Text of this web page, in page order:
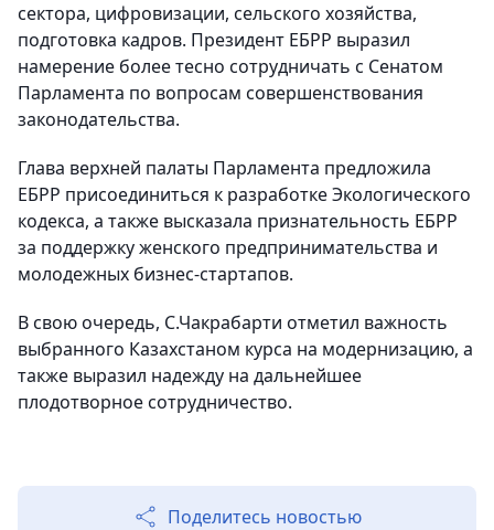
сектора, цифровизации, сельского хозяйства,
подготовка кадров. Президент ЕБРР выразил
намерение более тесно сотрудничать с Сенатом
Парламента по вопросам совершенствования
законодательства.
Глава верхней палаты Парламента предложила
ЕБРР присоединиться к разработке Экологического
кодекса, а также высказала признательность ЕБРР
за поддержку женского предпринимательства и
молодежных бизнес-стартапов.
В свою очередь, С.Чакрабарти отметил важность
выбранного Казахстаном курса на модернизацию, а
также выразил надежду на дальнейшее
плодотворное сотрудничество.
Поделитесь новостью